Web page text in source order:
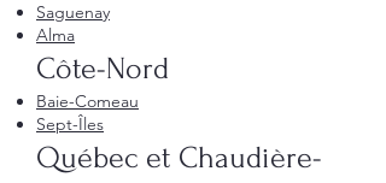
Saguenay
Alma
Côte-Nord
Baie-Comeau
Sept-Îles
Québec et Chaudière-